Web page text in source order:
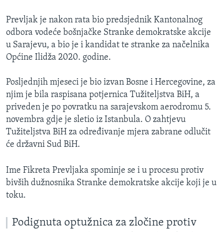
Prevljak je nakon rata bio predsjednik Kantonalnog
odbora vodeće bošnjačke Stranke demokratske akcije
u Sarajevu, a bio je i kandidat te stranke za načelnika
Općine Ilidža 2020. godine.
Posljednjih mjeseci je bio izvan Bosne i Hercegovine, za
njim je bila raspisana potjernica Tužiteljstva BiH, a
priveden je po povratku na sarajevskom aerodromu 5.
novembra gdje je sletio iz Istanbula. O zahtjevu
Tužiteljstva BiH za određivanje mjera zabrane odlučit
će državni Sud BiH.
Ime Fikreta Prevljaka spominje se i u procesu protiv
bivših dužnosnika Stranke demokratske akcije koji je u
toku.
Podignuta optužnica za zločine protiv